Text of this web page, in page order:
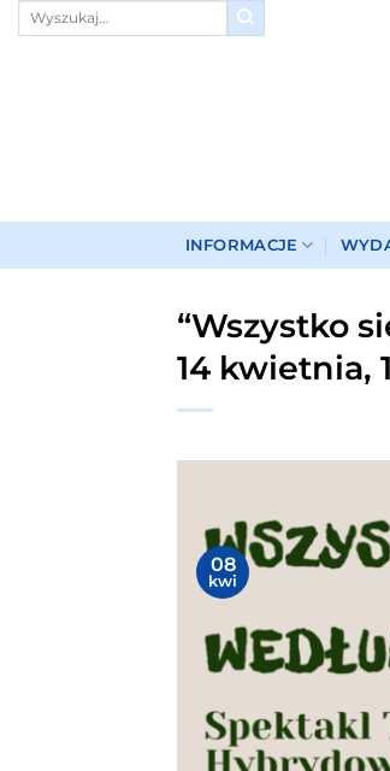
Przewiń
INFORMACJE
“Wszystko
14 kwietnia,
08
kwi